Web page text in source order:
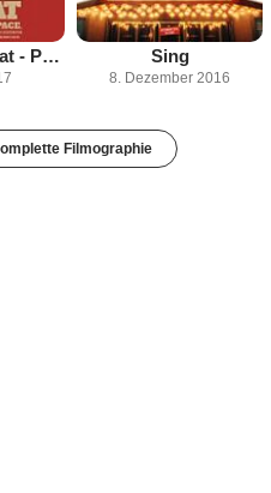
Mann im Spagat - Pace Cowboy, Pace Sing
8. Dezember 2016
Filmographie